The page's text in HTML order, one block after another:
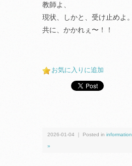
教師よ、
現状、しかと、受け止めよ。
共に、かかれぇ〜！！
お気に入りに追加
2026-01-04 ｜ Posted in information
»